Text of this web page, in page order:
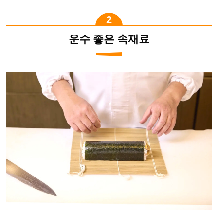
운수 좋은 속재료